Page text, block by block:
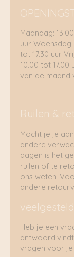
Maandag:
uur
tot 17.30 uur
10.00 tot
van de maand
Ruilen &
Mocht je je
andere
dagen is het
ruilen of te
ons weten.
andere
Heb je een
antwoord
vragen voor